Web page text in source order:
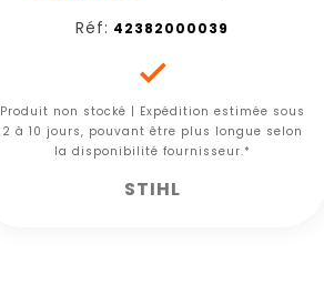
Réf: 42382000039

Produit non stocké | Expédition estimée sous
2 à 10 jours, pouvant être plus longue selon
la disponibilité fournisseur.*
STIHL